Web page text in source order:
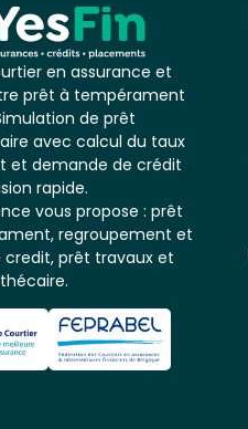
en assurance et
prêt à tempérament
de prêt
avec calcul du taux
et demande de crédit
rapide.
vous propose : prêt
regroupement et
prêt travaux et